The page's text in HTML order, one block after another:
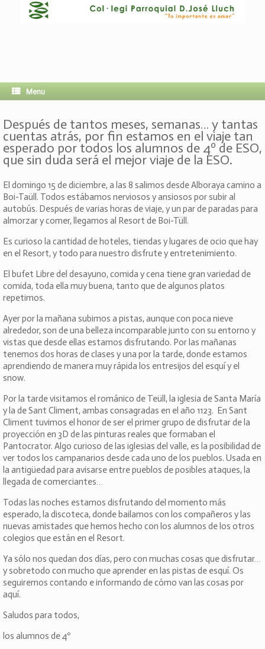
Menu
Después de tantos meses, semanas… y tantas
cuentas atrás, por fin estamos en el viaje tan
esperado por todos los alumnos de 4º de ESO,
que sin duda será el mejor viaje de la ESO.
El domingo 15 de diciembre, a las 8 salimos desde Alboraya camino a
Boi-Taüll. Todos estábamos nerviosos y ansiosos por subir al
autobús. Después de varias horas de viaje, y un par de paradas para
almorzar y comer, llegamos al Resort de Boi-Tüll.
Es curioso la cantidad de hoteles, tiendas y lugares de ocio que hay
en el Resort, y todo para nuestro disfrute y entretenimiento.
El bufet Libre del desayuno, comida y cena tiene gran variedad de
comida, toda ella muy buena, tanto que de algunos platos
repetimos.
Ayer por la mañana subimos a pistas, aunque con poca nieve
alrededor, son de una belleza incomparable junto con su entorno y
vistas que desde ellas estamos disfrutando. Por las mañanas
tenemos dos horas de clases y una por la tarde, donde estamos
aprendiendo de manera muy rápida los entresijos del esquí y el
snow.
Por la tarde visitamos el románico de Teüll, la iglesia de Santa María
y la de Sant Climent, ambas consagradas en el año 1123. En Sant
Climent tuvimos el honor de ser el primer grupo de disfrutar de la
proyección en 3D de las pinturas reales que formaban el
Pantocrator. Algo curioso de las iglesias del valle, es la posibilidad de
ver todos los campanarios desde cada uno de los pueblos. Usada en
la antigüedad para avisarse entre pueblos de posibles ataques, la
llegada de comerciantes…
Todas las noches estamos disfrutando del momento más
esperado, la discoteca, donde bailamos con los compañeros y las
nuevas amistades que hemos hecho con los alumnos de los otros
colegios que están en el Resort.
Ya sólo nos quedan dos días, pero con muchas cosas que disfrutar…
y sobretodo con mucho que aprender en las pistas de esquí. Os
seguiremos contando e informando de cómo van las cosas por
aquí.
Saludos para todos,
los alumnos de 4º